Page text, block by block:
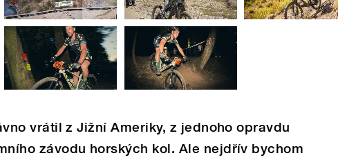
vrátil z Jižní Ameriky, z jednoho opravdu
závodu horských kol. Ale nejdřív bychom